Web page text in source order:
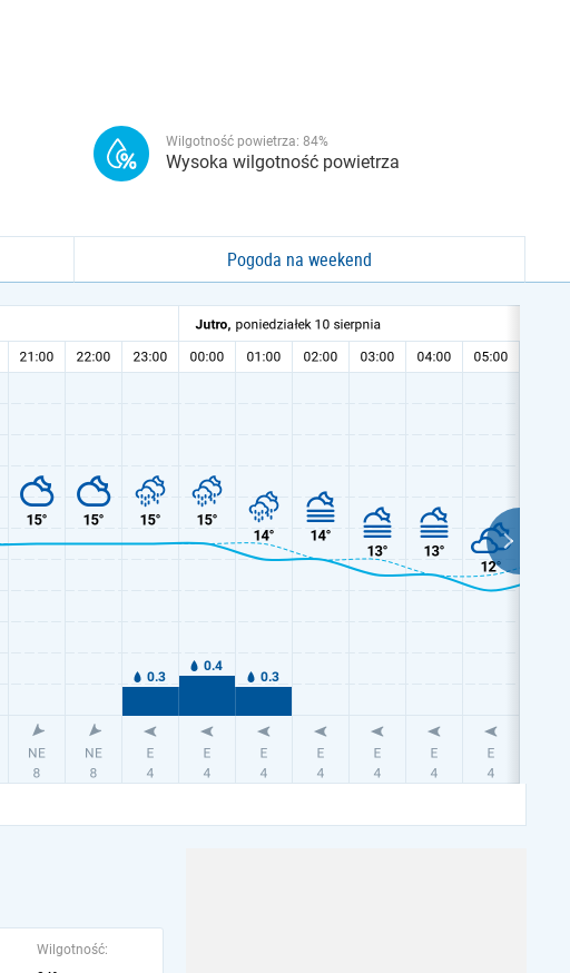
Wilgotność powietrza: 84%
Wysoka wilgotność powietrza
Pogoda na weekend
Wilgotność: